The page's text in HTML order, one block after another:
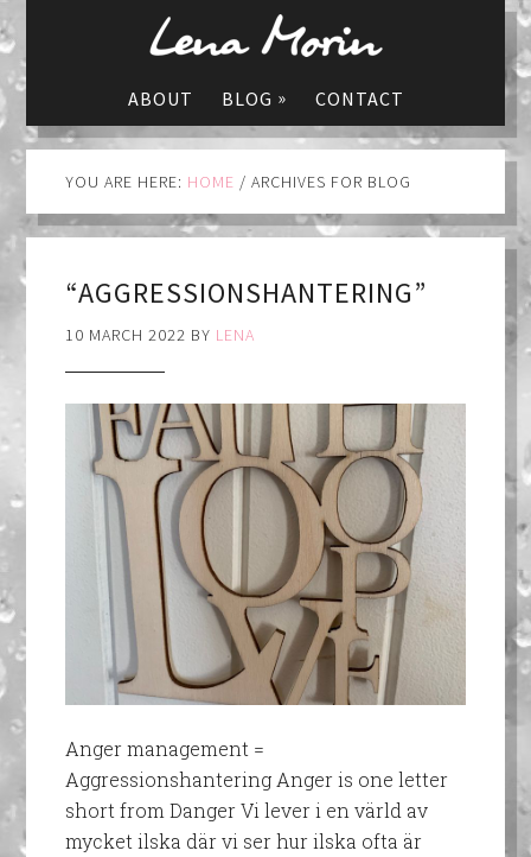
ABOUT BLOG » CONTACT
YOU ARE HERE: HOME / ARCHIVES FOR BLOG
“AGGRESSIONSHANTERING”
10 MARCH 2022 BY LENA
Anger management =
Aggressionshantering Anger is one letter
short from Danger Vi lever i en värld av
mycket ilska där vi ser hur ilska ofta är